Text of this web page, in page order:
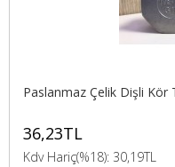
Paslanmaz Çelik Dişli
36,23TL
Kdv Hariç(%18): 30,19TL